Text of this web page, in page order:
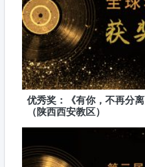
优秀奖：《有你，不再分
（陕西西安教区）